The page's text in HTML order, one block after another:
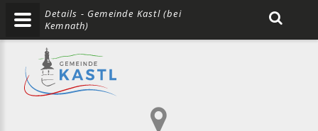
Details - Gemeinde Kastl (bei
Kemnath)